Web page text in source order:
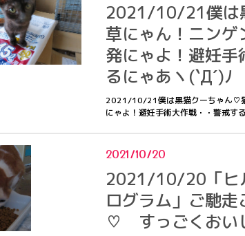
2021/10/21僕は
草にゃん！ニン
発にゃよ！避妊
るにゃあヽ(`Д´)ﾉ
2021/10/21僕は黒猫クーちゃん♡
にゃよ！避妊手術大作戦・・警戒
2021/10/20
2021/10/20「ヒ
ログラム」ご馳
♡ すっごくおい